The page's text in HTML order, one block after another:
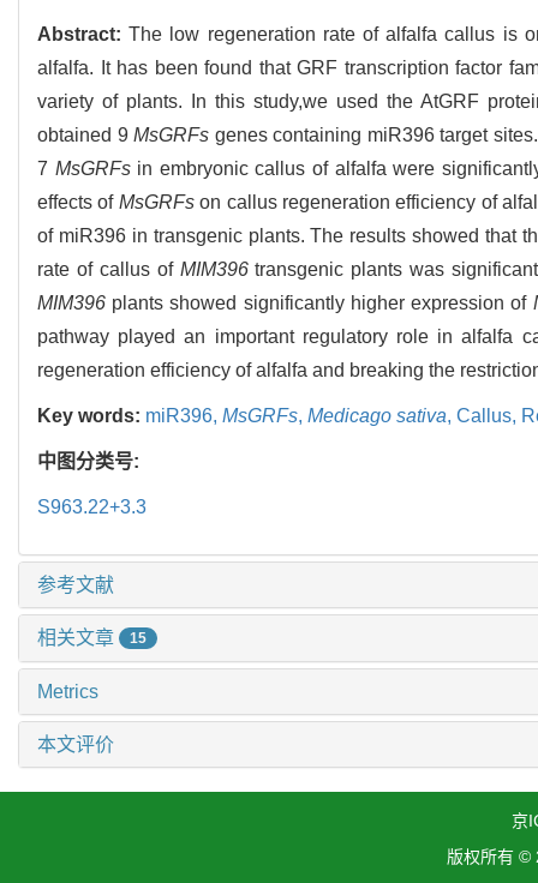
Abstract:The low regeneration rate of alfalfa callus is
alfalfa. It has been found that GRF transcription factor
variety of plants. In this study,we used the AtGRF
obtained 9 MsGRFs genes containing miR396 target
7 MsGRFsin embryonic callus of alfalfa were
effects of MsGRFson callus regeneration efficiency of
of miR396 in transgenic plants. The results showed that
rate of callus of MIM396transgenic plants was
MIM396 plants showed significantly higher expression of
pathway played an important regulatory role in alfalfa
regeneration efficiency of alfalfa and breaking the
Key words: miR396, MsGRFs, Medicago sativa, Callus,
中图分类号:
S963.22+3.3
参考文献
相关文章 15
Metrics
本文评价
京
版权所有 ©